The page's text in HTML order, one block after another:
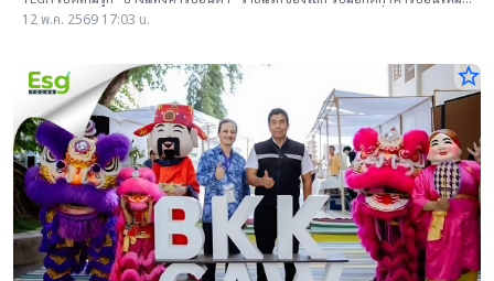
CBAM-EUDR ยกระดับอุตสาหกรรมยางไทยสู่ซัพพลายเชนสีเขียว เชื่อมระบบนิเวศ
12 พ.ค. 2569 17:03 น.
star_border